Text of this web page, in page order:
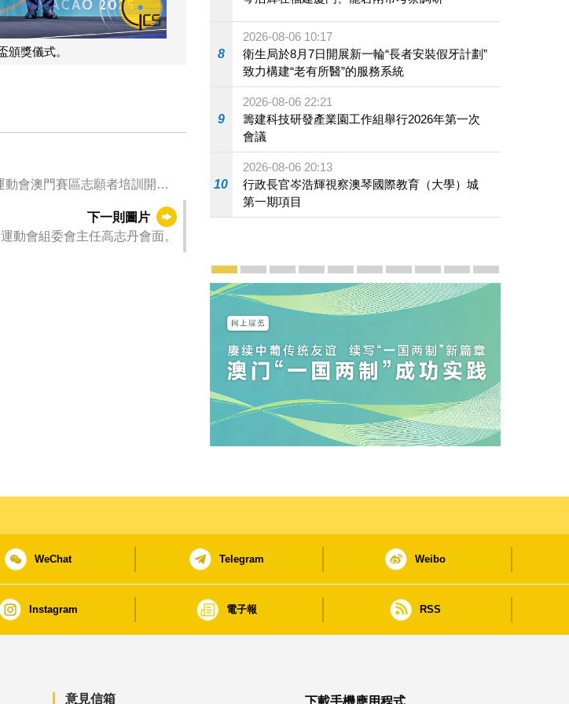
行政長官岑浩輝向國際乒聯交還2025年澳門國際乒聯男子及女子世界盃賽旗。
會澳門賽區志願者培訓開班
下一則圖片
動會組委會主任高志丹會面。
8
2026-08-06 10:17
衛生局於8月7日開展新一輪“長者安裝假牙計劃”
致力構建“老有所醫”的服務系統
9
2026-08-06 22:21
籌建科技研發產業園工作組舉行2026年第一次
會議
10
2026-08-06 20:13
行政長官岑浩輝視察澳琴國際教育（大學）城
第一期項目
宣傳及推廣
賡續中葡傳統友誼 續寫“一國兩制”新篇章 — 澳門“一國
澳門名片集
行政長官岑浩輝11月18日發表2026年施政報
施政特寫澳門特別行政區經濟和社會發展第
橫琴粵澳深度合作區專題網站
施政小講堂
走進澳門澳門相簿2020
《澳门微视
WeChat Telegram Weibo
Instagram 電子報 RSS
意見信箱 下載手機應用程式